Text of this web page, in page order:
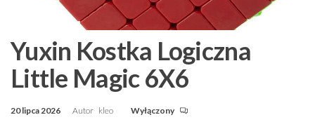
Yuxin Kostka Logiczna
Little Magic 6X6
20 lipca 2026 Autor kleo Wyłączony